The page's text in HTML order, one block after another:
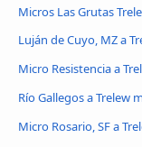
Micros Las Grutas
Luján de Cuyo, MZ a
Micro Resistencia a
Río Gallegos a Trelew
Micro Rosario, SF a